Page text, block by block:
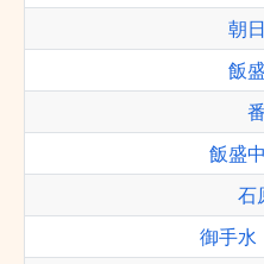
朝
飯
飯盛
石
御手水